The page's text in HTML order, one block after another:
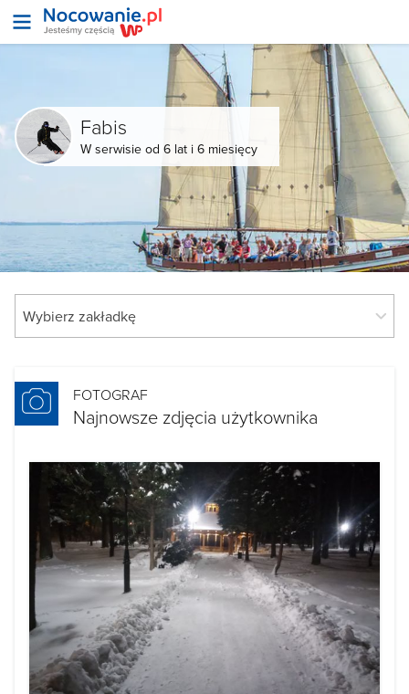
Fabis
W serwisie od 6 lat i 6 miesięcy
FOTOGRAF
Najnowsze zdjęcia użytkownika